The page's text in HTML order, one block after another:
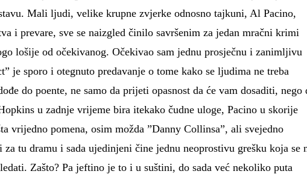
Mali ljudi, velike krupne zvjerke odnosno tajkuni, Al Pacino,
i prevare, sve se naizgled činilo savršenim za jedan mračni krimi
lošije od očekivanog. Očekivao sam jednu prosječnu i zanimljivu
je sporo i otegnuto predavanje o tome kako se ljudima ne treba
do poente, ne samo da prijeti opasnost da će vam dosaditi, nego
u zadnje vrijeme bira itekako čudne uloge, Pacino u skorije
vrijedno pomena, osim možda ”Danny Collinsa”, ali svejedno
tu dramu i sada ujedinjeni čine jednu neoprostivu grešku koja se
Zašto? Pa jeftino je to i u suštini, do sada već nekoliko puta